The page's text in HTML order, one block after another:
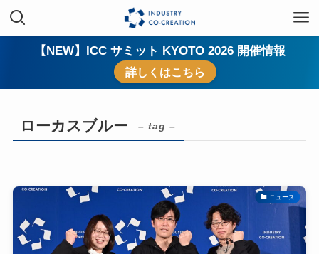
【NEW】ICC サミット KYOTO 2026 開催情報
詳しくはこちら
ローカスブルー – tag –
ニュース